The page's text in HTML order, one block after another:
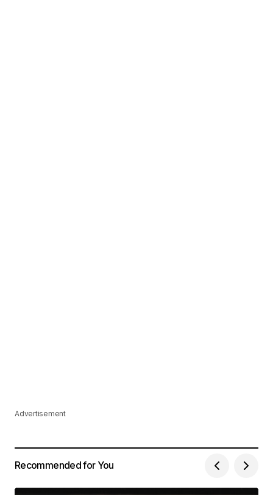
Advertisement
Recommended for You